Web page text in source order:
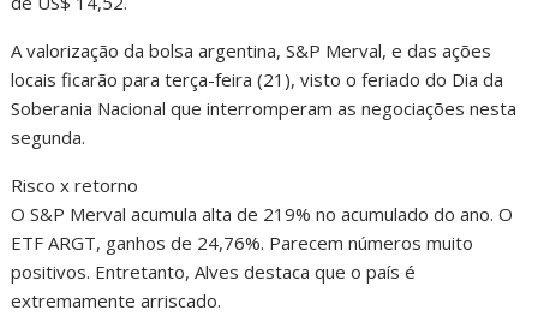
A valorização da bolsa argentina, S&P Merval, e das ações
locais ficarão para terça-feira (21), visto o feriado do Dia da
Soberania Nacional que interromperam as negociações nesta
segunda.
Risco x retorno
O S&P Merval acumula alta de 219% no acumulado do ano. O
ETF ARGT, ganhos de 24,76%. Parecem números muito
positivos. Entretanto, Alves destaca que o país é
extremamente arriscado.